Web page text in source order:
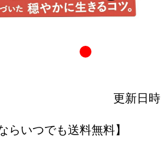
更新日
らいつでも送料無料】